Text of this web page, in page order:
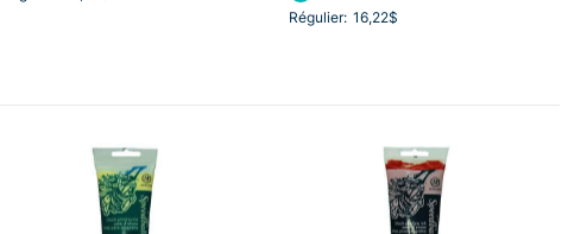
Régulier: 16,22$